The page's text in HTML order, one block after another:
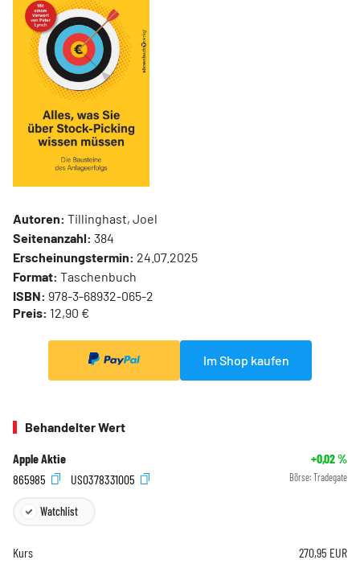
Autoren: Tillinghast, Joel
Seitenanzahl: 384
Erscheinungstermin: 24.07.2025
Format: Taschenbuch
ISBN: 978-3-68932-065-2
Preis: 12,90 €
Im Shop kaufen
Behandelter Wert
Apple Aktie +0,02%
865985
US0378331005 Börse: Tradegate
Watchlist
Kurs 270,95 EUR